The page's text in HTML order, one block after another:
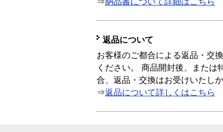
⇒納品書について詳細はこちら
返品について
お客様のご都合による返品・交
ください。 商品開封後、または
合、返品・交換はお受けいたし
⇒返品について詳しくはこちら